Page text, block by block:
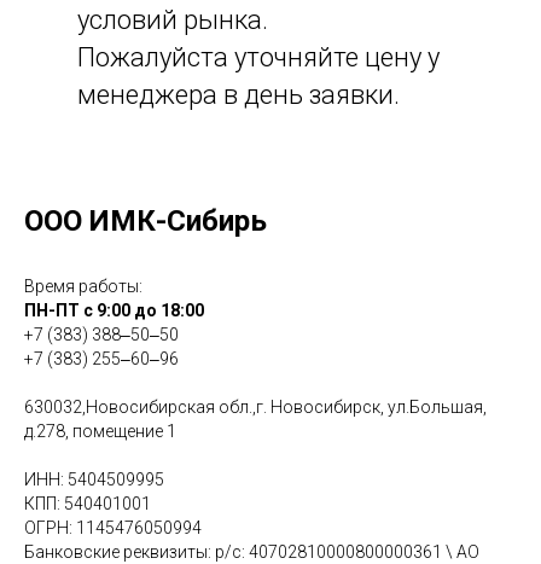
условий рынка.
Пожалуйста уточняйте цену у
менеджера в день заявки.
ООО ИМК-Сибирь
Время работы:
ПН-ПТ с 9:00 до 18:00
+7 (383) 388‒50‒50
+7 (383) 255‒60‒96
630032,Новосибирская обл.,г. Новосибирск, ул.Большая,
д.278, помещение 1
ИНН: 5404509995
КПП: 540401001
ОГРН: 1145476050994
Банковские реквизиты: р/с: 40702810000800000361 \ АО